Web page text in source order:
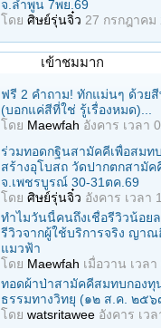
จ.ลำพูน 7พย.69
โดย ศิษย์รุ่นจิ๋ว 27 กรกฎาคม
เข้าชมมาก
ฟรี 2 คำถาม! ทักแม่นๆ ด้วย
(บอกแค่สีที่ใช่ รู้เรื่องหมด)...
โดย Maewfah อังคาร เวลา
ร่วมทอดกฐินสามัคคีเพื่อสมท
สร้างอุโบสถ วัดปากตกสามัค
จ.เพชรบูรณ์ 30-31ตค.69
โดย ศิษย์รุ่นจิ๋ว อังคาร เวลา
ทำไมวันนี้คนถึงเชื่อรีวิวน้อย
รีวิวจากผู้ใช้บริการจริง ญาณ
แมวฟ้า
โดย Maewfah เมื่อวาน เวลา
ทอดผ้าป่าสามัคคีสมทบกองทุ
ธรรมทางวิทยุ (๑๒ ส.ค. ๒๕๖
โดย watsritawee อังคาร เว